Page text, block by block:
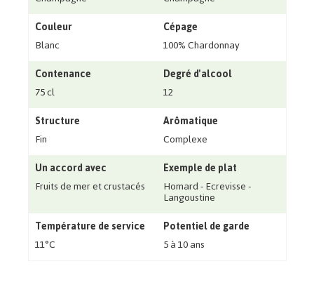
Couleur
Blanc
Cépage
100% Chardonnay
Contenance
75 cl
Degré d'alcool
12
Structure
Fin
Arômatique
Complexe
Un accord avec
Fruits de mer et crustacés
Exemple de plat
Homard - Ecrevisse -
Langoustine
Température de service
11°C
Potentiel de garde
5 à 10 ans